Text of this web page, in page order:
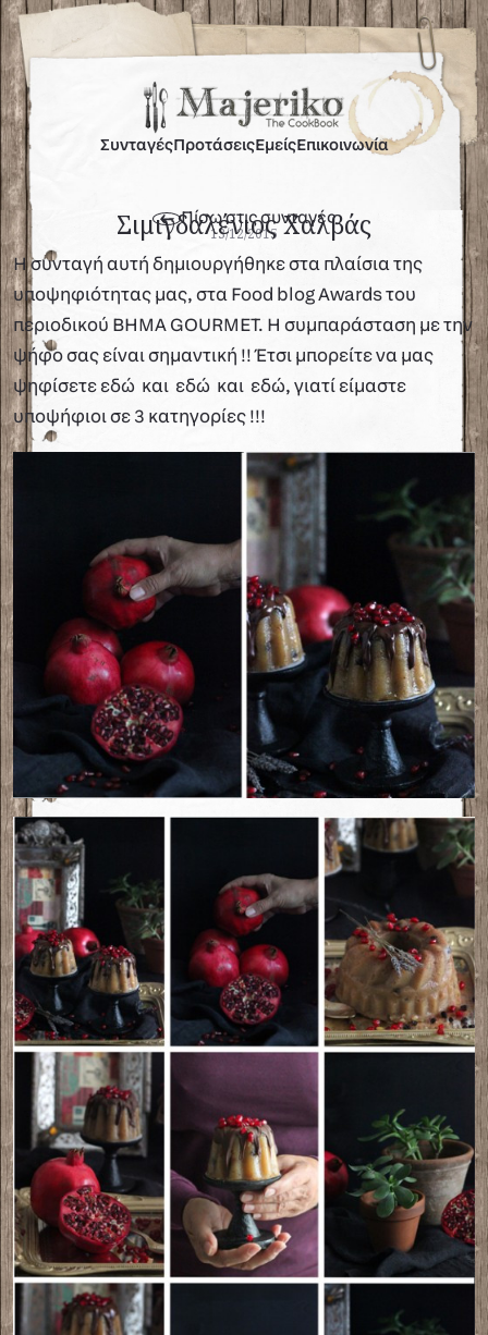
ΣυνταγέςΠροτάσεις Επικοινωνία
Εμείς
Πίσω στις συνταγές
13/12/2015
Σιμιγδαλένιος Χαλβάς
Η συνταγή αυτή δημιουργήθηκε στα πλαίσια της
υποψηφιότητας μας, στα Food blog Awardsτου
περιοδικού BHMA GOURMET. Η συμπαράσταση με την
ψήφο σας είναι σημαντική !! Έτσι μπορείτε να μας
ψηφίσετεεδώ και εδώ και εδώ, γιατί είμαστε
υποψήφιοι σε 3 κατηγορίες !!!